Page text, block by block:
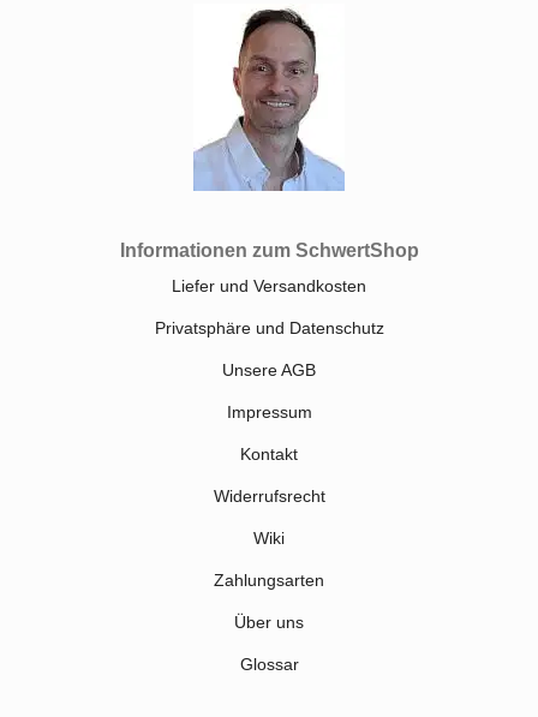
Informationen zum SchwertShop
Liefer und Versandkosten
Privatsphäre und Datenschutz
Unsere AGB
Impressum
Kontakt
Widerrufsrecht
Wiki
Zahlungsarten
Über uns
Glossar